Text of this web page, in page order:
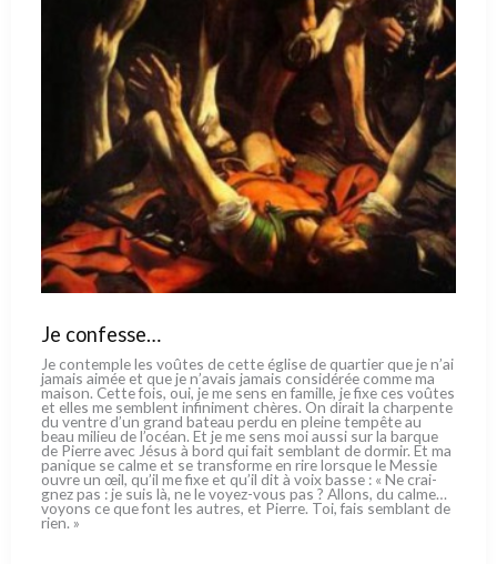
Je confesse…
Je con­tem­ple les voû­tes de cet­te égli­se de quar­tier que je n’ai
jamais aimée et que je n’avais jamais con­si­dé­rée com­me ma
mai­son. Cette fois, oui, je me sens en famil­le, je fixe ces voû­tes
et elles me sem­blent infi­ni­ment chè­res. On dirait la char­pen­te
du ven­tre d’un grand bateau per­du en plei­ne tem­pê­te au
beau milieu de l’océan. Et je me sens moi aus­si sur la bar­que
de Pierre avec Jésus à bord qui fait sem­blant de dor­mir. Et ma
pani­que se cal­me et se tran­sfor­me en rire lor­sque le Messie
ouvre un œil, qu’il me fixe et qu’il dit à voix bas­se : « Ne crai­
gnez pas : je suis là, ne le voyez-vous pas ? Allons, du cal­me…
voyons ce que font les autres, et Pierre. Toi, fais sem­blant de
rien. »